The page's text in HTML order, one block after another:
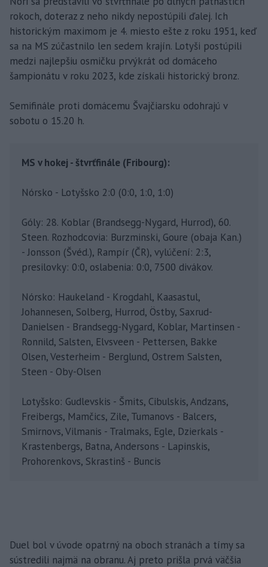
rokoch, doteraz z neho nikdy nepostúpili ďalej. Ich
historickým maximom je 4. miesto ešte z roku 1951, keď
sa na MS zúčastnilo len sedem krajín. Lotyši postúpili
medzi najlepšiu osmičku prvýkrát od domáceho
šampionátu v roku 2023, kde získali historický bronz.
Semifinále proti domácemu Švajčiarsku odohrajú v
sobotu o 15.20 h.
MS v hokej - štvrťfinále (Fribourg):
Nórsko - Lotyšsko 2:0 (0:0, 1:0, 1:0)
Góly: 28. Koblar (Brandsegg-Nygard, Hurrod), 60.
Steen. Rozhodcovia: Burzminski, Goure (obaja Kan.)
- Jonsson (Švéd.), Rampír (ČR), vylúčení: 2:3,
presilovky: 0:0, oslabenia: 0:0, 7500 divákov.
Nórsko: Haukeland - Krogdahl, Kaasastul,
Johannesen, Solberg, Hurrod, Östby, Saxrud-
Danielsen - Brandsegg-Nygard, Koblar, Martinsen -
Ronnild, Salsten, Elvsveen - Pettersen, Bakke
Olsen, Vesterheim - Berglund, Ostrem Salsten,
Steen - Oby-Olsen
Lotyšsko: Gudlevskis - Šmits, Cibulskis, Andzans,
Freibergs, Mamčics, Zile, Tumanovs - Balcers,
Smirnovs, Vilmanis - Tralmaks, Egle, Dzierkals -
Krastenbergs, Batna, Andersons - Lapinskis,
Prohorenkovs, Skrastinš - Buncis
Duel bol v úvode opatrný na oboch stranách a tímy sa
sústredili najmä na obranu. Aj preto prišla prvá väčšia